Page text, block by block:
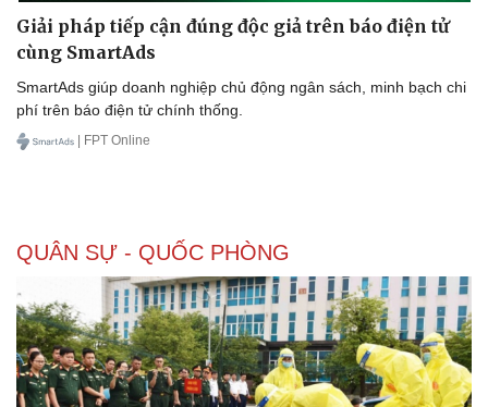
Giải pháp tiếp cận đúng độc giả trên báo điện tử
cùng SmartAds
SmartAds giúp doanh nghiệp chủ động ngân sách, minh bạch chi
phí trên báo điện tử chính thống.
| FPT Online
QUÂN SỰ - QUỐC PHÒNG